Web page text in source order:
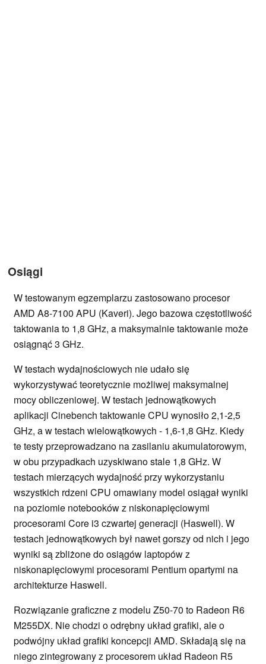
Osiągi
W testowanym egzemplarzu zastosowano procesor
AMD A8-7100 APU (Kaveri). Jego bazowa częstotliwość
taktowania to 1,8 GHz, a maksymalnie taktowanie może
osiągnąć 3 GHz.
W testach wydajnościowych nie udało się
wykorzystywać teoretycznie możliwej maksymalnej
mocy obliczeniowej. W testach jednowątkowych
aplikacji Cinebench taktowanie CPU wynosiło 2,1-2,5
GHz, a w testach wielowątkowych - 1,6-1,8 GHz. Kiedy
te testy przeprowadzano na zasilaniu akumulatorowym,
w obu przypadkach uzyskiwano stale 1,8 GHz. W
testach mierzących wydajność przy wykorzystaniu
wszystkich rdzeni CPU omawiany model osiągał wyniki
na poziomie notebooków z niskonapięciowymi
procesorami Core i3 czwartej generacji (Haswell). W
testach jednowątkowych był nawet gorszy od nich i jego
wyniki są zbliżone do osiągów laptopów z
niskonapięciowymi procesorami Pentium opartymi na
architekturze Haswell.
Rozwiązanie graficzne z modelu Z50-70 to Radeon R6
M255DX. Nie chodzi o odrębny układ grafiki, ale o
podwójny układ grafiki koncepcji AMD. Składają się na
niego zintegrowany z procesorem układ Radeon R5